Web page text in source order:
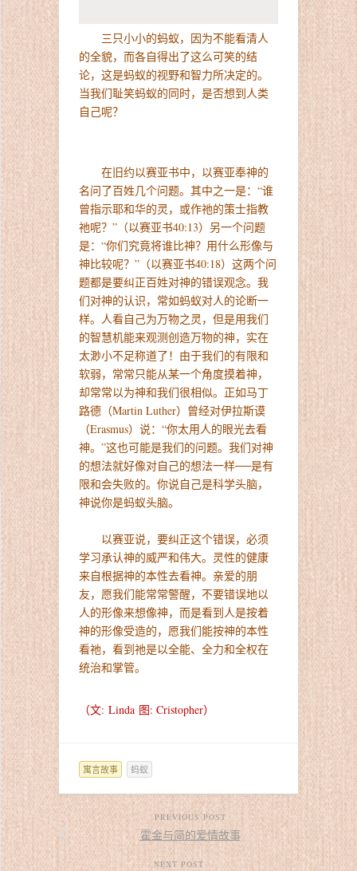
三只小小的蚂蚁，因为不能看清人
的全貌，而各自得出了这么可笑的结
论，这是蚂蚁的视野和智力所决定的。
当我们耻笑蚂蚁的同时，是否想到人类
自己呢？
在旧约以赛亚书中，以赛亚奉神的
名问了百姓几个问题。其中之一是：“谁
曾指示耶和华的灵，或作祂的策士指教
祂呢？”（以赛亚书40:13）另一个问题
是：“你们究竟将谁比神？用什么形像与
神比较呢？”（以赛亚书40:18）这两个问
题都是要纠正百姓对神的错误观念。我
们对神的认识，常如蚂蚁对人的论断一
样。人看自己为万物之灵，但是用我们
的智慧机能来观测创造万物的神，实在
太渺小不足称道了！由于我们的有限和
软弱，常常只能从某一个角度摸着神，
却常常以为神和我们很相似。正如马丁
路德（Martin Luther）曾经对伊拉斯谟
（Erasmus）说：“你太用人的眼光去看
神。”这也可能是我们的问题。我们对神
的想法就好像对自己的想法一样──是有
限和会失败的。你说自己是科学头脑，
神说你是蚂蚁头脑。
以赛亚说，要纠正这个错误，必须
学习承认神的威严和伟大。灵性的健康
来自根据神的本性去看神。亲爱的朋
友，愿我们能常常警醒，不要错误地以
人的形像来想像神，而是看到人是按着
神的形像受造的，愿我们能按神的本性
看祂，看到祂是以全能、全力和全权在
统治和掌管。
（文: Linda 图: Cristopher）
寓言故事 蚂蚁
PREVIOUS POST
霍金与简的爱情故事
NEXT POST